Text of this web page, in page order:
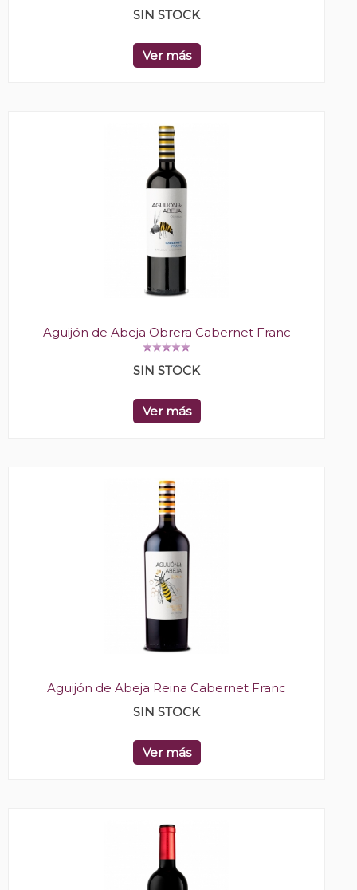
SIN STOCK
Ver más
Aguijón de Abeja Obrera Cabernet Franc
SIN STOCK
Ver más
Aguijón de Abeja Reina Cabernet Franc
SIN STOCK
Ver más